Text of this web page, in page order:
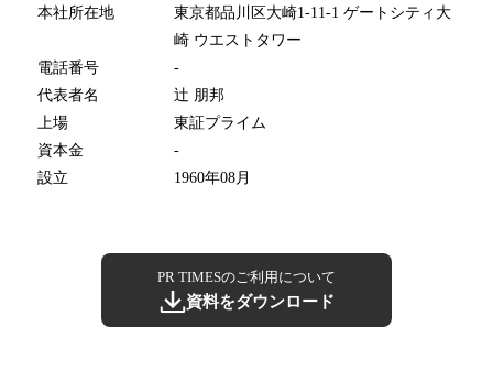
本社所在地
東京都品川区大崎1-11-1 ゲートシティ大
崎 ウエストタワー
電話番号
-
代表者名
辻 朋邦
上場
東証プライム
資本金
-
設立
1960年08月
PR TIMESのご利用について
資料をダウンロード